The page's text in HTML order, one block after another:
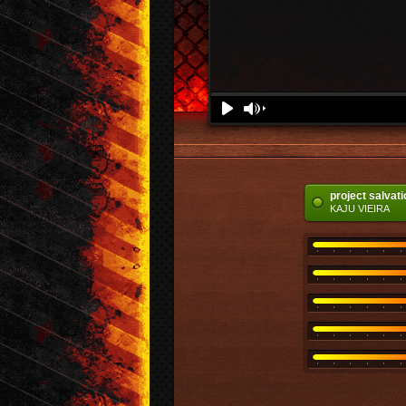
DownloadDenunciar
project
KAJU VIEIRA